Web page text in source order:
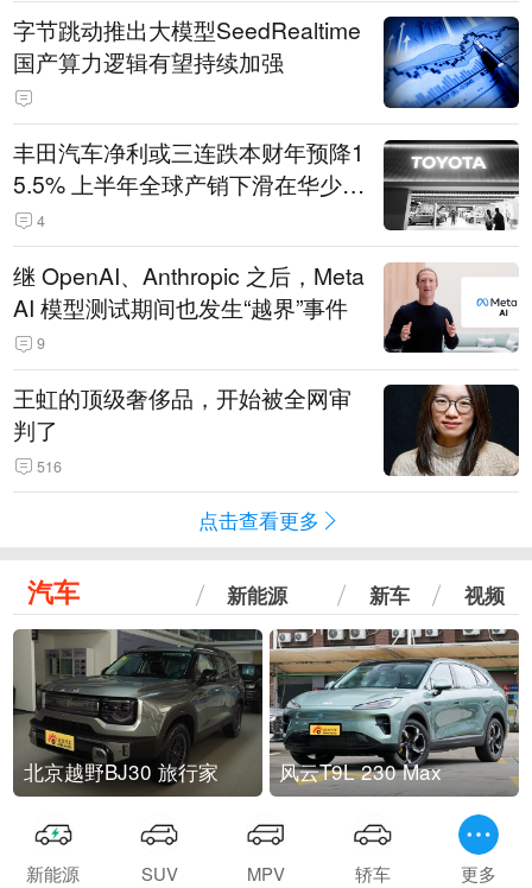
字节跳动推出大模型SeedRealtime
国产算力逻辑有望持续加强
丰田汽车净利或三连跌本财年预降1
5.5% 上半年全球产销下滑在华少卖
14.3万辆
4
继 OpenAI、Anthropic 之后，Meta
AI 模型测试期间也发生“越界”事件
9
王虹的顶级奢侈品，开始被全网审
判了
516
点击查看更多
汽车 新能源 新车 视频
北京越野BJ30 旅行家 风云T9L 230 Max
新能源 SUV MPV 轿车 更多